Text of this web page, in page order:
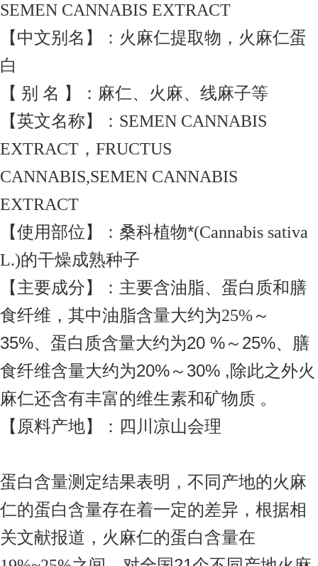
SEMEN CANNABIS EXTRACT
【中文别名】：火麻仁提取物，火麻仁蛋
白
【 别 名 】：麻仁、火麻、线麻子等
【英文名称】： SEMEN CANNABIS
EXTRACT ， FRUCTUS
CANNABIS,SEMEN CANNABIS
EXTRACT
【使用部位】：桑科植物*(Cannabis sativa
L.)的干燥成熟种子
【主要成分】：主要含油脂、蛋白质和膳
食纤维，其中油脂含量大约为25%～
35%、蛋白质含量大约为20 %～ 25%、膳
食纤维含量大约为20%～ 30% ,除此之外火
麻仁还含有丰富的维生素和矿物质 。
【原料产地】：四川凉山会理
蛋白含量测定结果表明，不同产地的火麻
仁的蛋白含量存在着一定的差异，根据相
关文献报道，火麻仁的蛋白含量在